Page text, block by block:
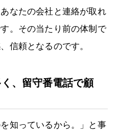
なたの会社と連絡が取れ
。その当たり前の体制で
信頼となるのです。
、留守番電話で顧
知っているから。」と事